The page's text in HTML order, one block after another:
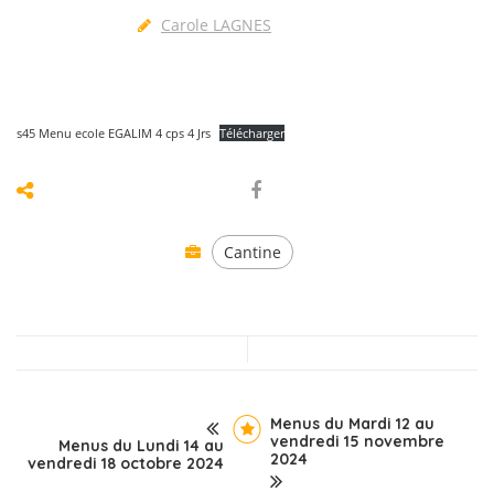
Carole LAGNES
s45 Menu ecole EGALIM 4 cps 4 Jrs Télécharger
Cantine
Menus du Lundi 14 au
vendredi 18 octobre 2024
Menus du Mardi 12 au
vendredi 15 novembre
2024